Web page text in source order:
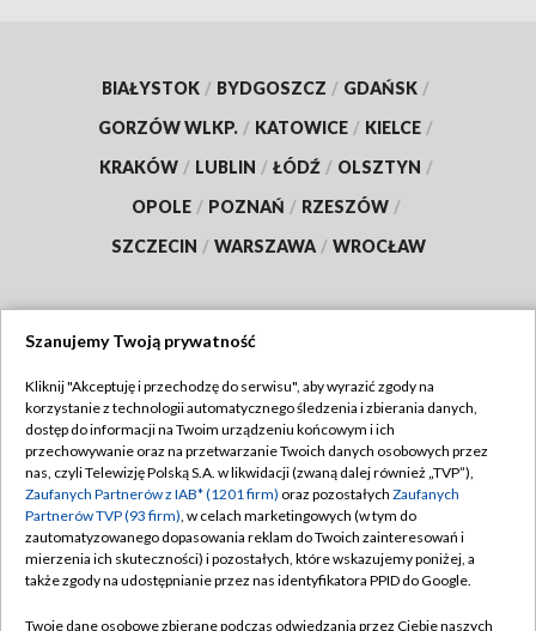
BIAŁYSTOK / BYDGOSZCZ / GDAŃSK /
GORZÓW WLKP. / KATOWICE / KIELCE /
KRAKÓW / LUBLIN / ŁÓDŹ / OLSZTYN /
OPOLE / POZNAŃ / RZESZÓW /
SZCZECIN / WARSZAWA / WROCŁAW
TVP
Abonament TVP
Emisja w TVP
Centrum informacji TVP
Naziemna Telewizja Cyfrowa
Regulamin TVP
Polityka prywatności
Moje zgody
Pomoc
Szanujemy Twoją prywatność
Kliknij "Akceptuję i przechodzę do serwisu", aby wyrazić zgody na
korzystanie z technologii automatycznego śledzenia i zbierania danych,
dostęp do informacji na Twoim urządzeniu końcowym i ich
przechowywanie oraz na przetwarzanie Twoich danych osobowych przez
nas, czyli Telewizję Polską S.A. w likwidacji (zwaną dalej również „TVP”),
Zaufanych Partnerów z IAB* (1201 firm) oraz pozostałych Zaufanych
Partnerów TVP (93 firm), w celach marketingowych (w tym do
zautomatyzowanego dopasowania reklam do Twoich zainteresowań i
mierzenia ich skuteczności) i pozostałych, które wskazujemy poniżej, a
także zgody na udostępnianie przez nas identyfikatora PPID do Google.
Twoje dane osobowe zbierane podczas odwiedzania przez Ciebie naszych